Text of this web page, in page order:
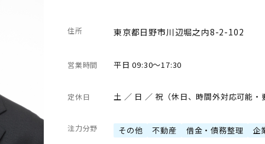
住所 東京都日野市川辺堀之内8-2-102
営業時間 平日 09:30～17:30
定休日 土 ／ 日 ／ 祝（休日、時間外対応可能・
注力分野 その他 不動産 借金・債務整理 企